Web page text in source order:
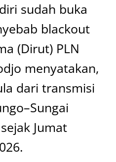
sudah buka
blackout
(Dirut) PLN
menyatakan,
dari transmisi
Jumat